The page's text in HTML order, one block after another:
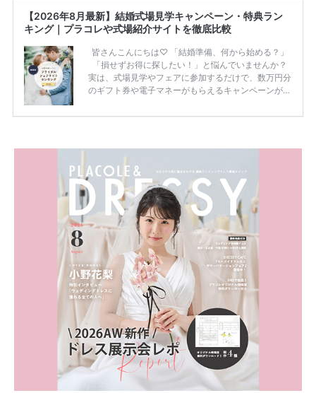
【2026年8月最新】結婚式場見学キャンペーン・特典ラン
キング｜プラコレや式場紹介サイトを徹底比較
皆さんこんにちは♡ 「結婚準備、何から始める？」
「損せずお得に探したい！」と悩んでいませんか？
実は、式場見学やフェアに参加するだけで、数万円分
のギフト券や電子マネーがもらえるキャンペーンがあ
ため、比較せずに選ぶと損をしてしまうことも……。
内容：特典金額・条件・応募方法・注意点 「どこが
一番お得？」「プラコレの特典は？」といった疑問も
解決します。 まずは診断で候補を絞れる「ウェディ
ング診断」か、体験型 […]
続きを読む